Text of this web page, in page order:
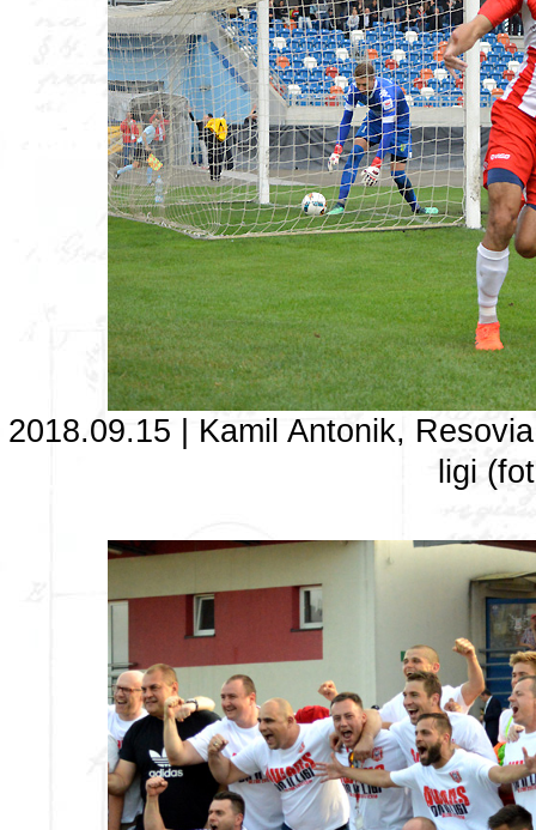
2018.09.15 | Kamil Antonik,
ligi